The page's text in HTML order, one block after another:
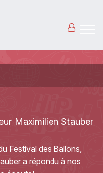
Maximilien Stauber
Festival des Ballons,
a répondu à nos